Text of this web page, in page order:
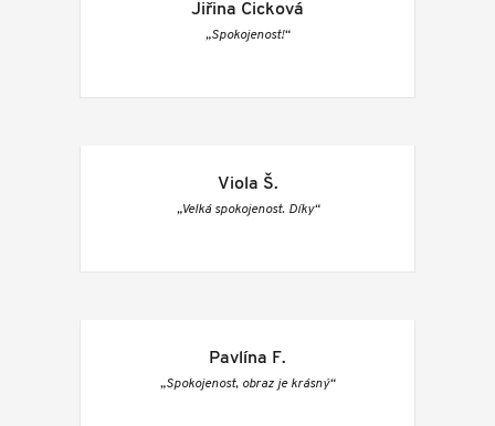
Jiřina Cicková
„Spokojenost!“
Viola Š.
„Velká spokojenost. Díky“
Pavlína F.
„Spokojenost, obraz je krásný“